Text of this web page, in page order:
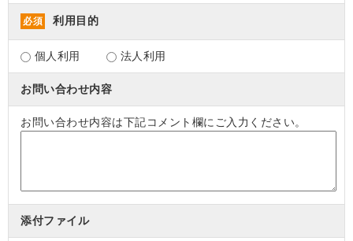
必須 利用目的
個人利用 法人利用
お問い合わせ内容
お問い合わせ内容は下記コメント欄にご入力ください。
添付ファイル